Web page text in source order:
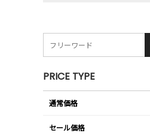
PRICE TYPE
通常価格
セール価格